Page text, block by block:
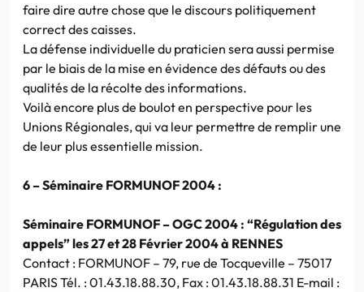
faire dire autre chose que le discours politiquement
correct des caisses.
La défense individuelle du praticien sera aussi permise
par le biais de la mise en évidence des défauts ou des
qualités de la récolte des informations.
Voilà encore plus de boulot en perspective pour les
Unions Régionales, qui va leur permettre de remplir une
de leur plus essentielle mission.
6 – Séminaire FORMUNOF 2004 :
Séminaire FORMUNOF – OGC 2004 : “Régulation des
appels” les 27 et 28 Février 2004 à RENNES
Contact : FORMUNOF – 79, rue de Tocqueville – 75017
PARIS Tél. : 01.43.18.88.30, Fax : 01.43.18.88.31 E-mail :